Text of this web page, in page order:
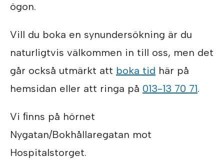
ögon.
Vill du boka en synundersökning är du
naturligtvis välkommen in till oss, men det
går också utmärkt att boka tid här på
hemsidan eller att ringa på 013-13 70 71.
Vi ﬁnns på hörnet
Nygatan/Bokhållaregatan mot
Hospitalstorget.